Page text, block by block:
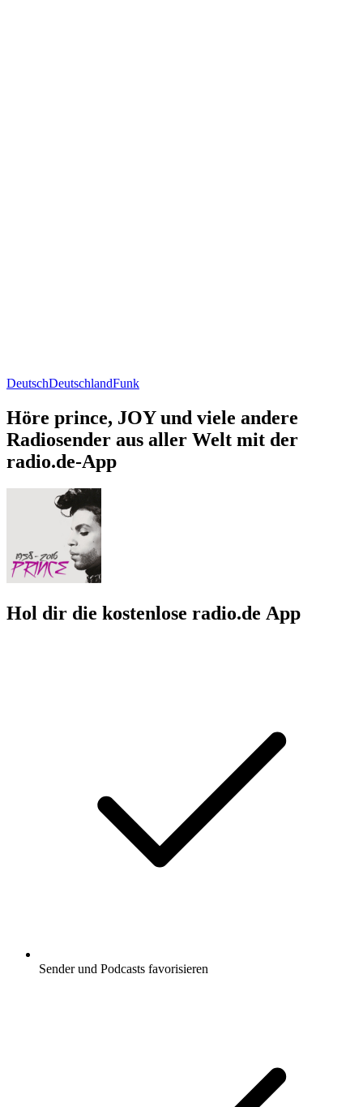
DeutschDeutschlandFunk
Höre prince, JOY und viele andere
Radiosender aus aller Welt mit der
radio.de-App
Hol dir die kostenlose radio.de App
Sender und Podcasts favorisieren